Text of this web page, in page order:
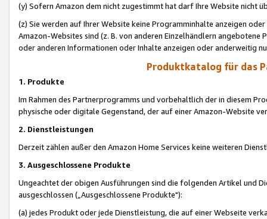
(y) Sofern Amazon dem nicht zugestimmt hat darf Ihre Website nicht
(z) Sie werden auf Ihrer Website keine Programminhalte anzeigen
Amazon-Websites sind (z. B. von anderen Einzelhändlern
oder anderen Informationen oder Inhalte anzeigen oder anderweitig
Produktkatalog für das
1. Produkte
Im Rahmen des Partnerprogramms und vorbehaltlich der in diesem
physische oder digitale Gegenstand, der auf einer Amazon-Website
2. Dienstleistungen
Derzeit zählen außer den Amazon Home Services keine weiteren
3. Ausgeschlossene Produkte
Ungeachtet der obigen Ausführungen sind die folgenden Artikel und
ausgeschlossen („Ausgeschlossene Produkte"):
(a) jedes Produkt oder jede Dienstleistung, die auf einer Webseite